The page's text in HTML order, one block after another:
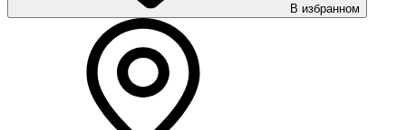
В избранном